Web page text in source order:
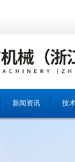
新闻资讯 技